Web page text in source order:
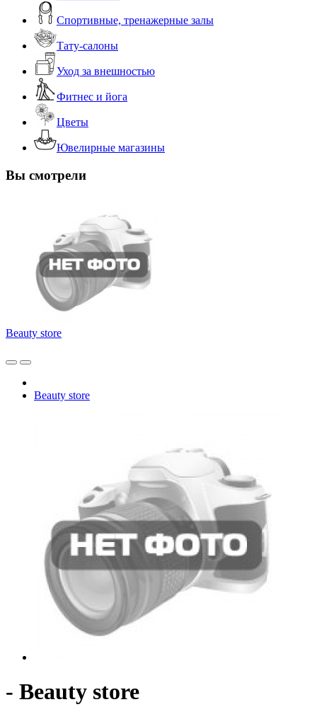
Спортивные, тренажерные залы
Тату-салоны
Уход за внешностью
Фитнес и йога
Цветы
Ювелирные магазины
Вы смотрели
Beauty store
Beauty store
- Beauty store